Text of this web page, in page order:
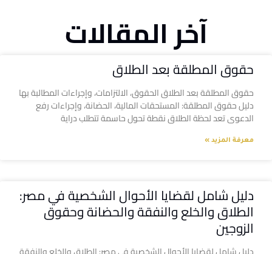
آخر المقالات
حقوق المطلقة بعد الطلاق
حقوق المطلقة بعد الطلاق الحقوق، الالتزامات، وإجراءات المطالبة بها
دليل حقوق المطلقة: المستحقات المالية، الحضانة، وإجراءات رفع
الدعوى تعد لحظة الطلاق نقطة تحول حاسمة تتطلب دراية
معرفة المزيد »
دليل شامل لقضايا الأحوال الشخصية في مصر:
الطلاق والخلع والنفقة والحضانة وحقوق
الزوجين